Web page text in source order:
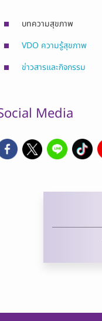
บทความสุขภาพ
VDO ความรู้สุขภาพ
ข่าวสารและกิจกรรม
Media